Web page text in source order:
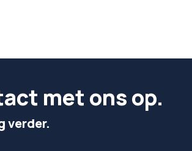
met ons op.
verder.